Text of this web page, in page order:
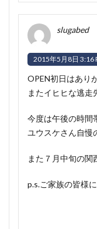
slugabed
2015年5月8日 3:16
OPEN初日はあり
またイヒヒな逃走
今度は午後の時間
ユウスケさん自慢
また７月中旬の関
p.s.ご家族の皆様